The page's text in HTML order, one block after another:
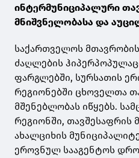
ინტერმუნიციპალური
მნიშვნელობასა და
საქართველოს
ძაღლების
ფარგლებში, სურსათის
რეგიონებში ცხოველთა
მშენებლობას იწყებს.
რეგიონში, თავშესაფრის
ახალციხის
ეროვნულ სააგენტოს